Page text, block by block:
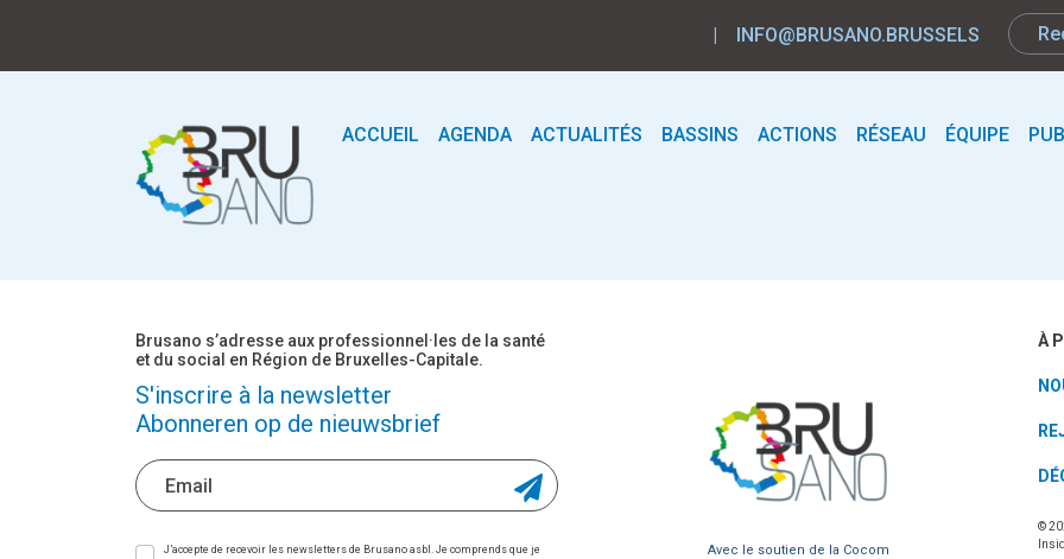
| INFO@BRUSANO.BRUSSELS
ACCUEIL AGENDA ACTUALITÉS BASSINS ACTIONS RÉSEAU ÉQUIPE
Brusano s’adresse aux professionnel·les de la santé
et du social en Région de Bruxelles-Capitale.
S'inscrire à la newsletter
Abonneren op de nieuwsbrief
J’accepte de recevoir les newsletters de Brusano asbl. Je comprends que je
Avec le soutien de la Cocom
À
©